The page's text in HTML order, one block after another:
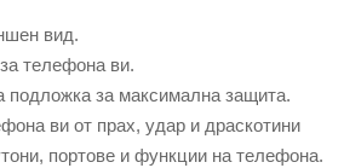
вид.
телефона ви.
подложка за максимална защита.
ви от прах, удар и драскотини
портове и функции на телефона.